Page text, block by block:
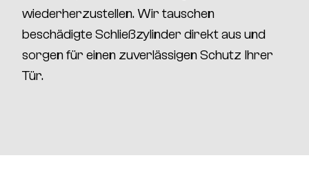
wiederherzustellen. Wir tauschen
beschädigte Schließzylinder direkt aus und
sorgen für einen zuverlässigen Schutz Ihrer
Tür.